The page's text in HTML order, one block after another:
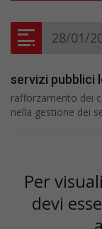
28/01/
servizi pubblici
rafforzamento dei
nella gestione dei
Per
devi